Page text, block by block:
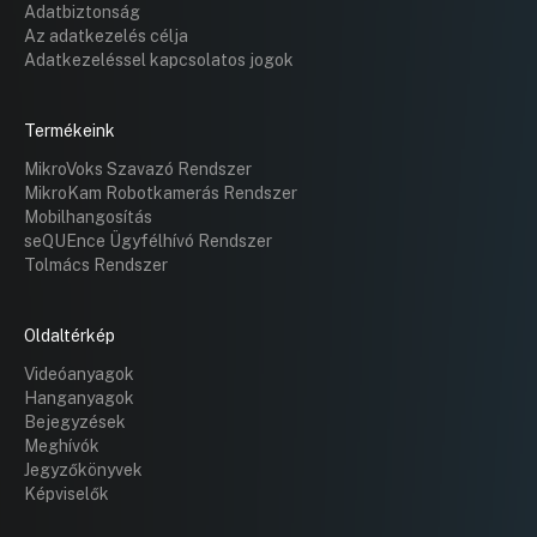
jóváhagyásáról
Hozzászólások Ugrás a napirendi pontra
35. Döntés kizárólagos használatú
Hozzászólások
36. Javaslat a Terézváros Közrendjéért
és Közbiztonságáért Közalapítvány
2023. évi beszámolójának jóváhagyására
Hozzászólások
37. Beszámoló a lejárt és folyamatos
határidejű képviselő-testületi
Hozzászólások
Adatbiztonság
Az adatkezelés célja
Adatkezeléssel kapcsolatos jogok
Termékeink
MikroVoks Szavazó Rendszer
MikroKam Robotkamerás Rendszer
Mobilhangosítás
seQUEnce Ügyfélhívó Rendszer
Tolmács Rendszer
Oldaltérkép
Videóanyagok
Hanganyagok
Bejegyzések
Meghívók
Jegyzőkönyvek
Képviselők